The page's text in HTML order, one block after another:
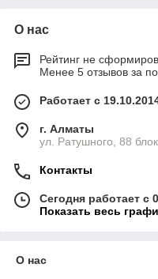
О нас
Рейтинг не
Менее 5 отзывов за
Работает с
г. Алматы
ул. Ратушного, 88
Контакты
Сегодня работает с
Показать весь
О нас